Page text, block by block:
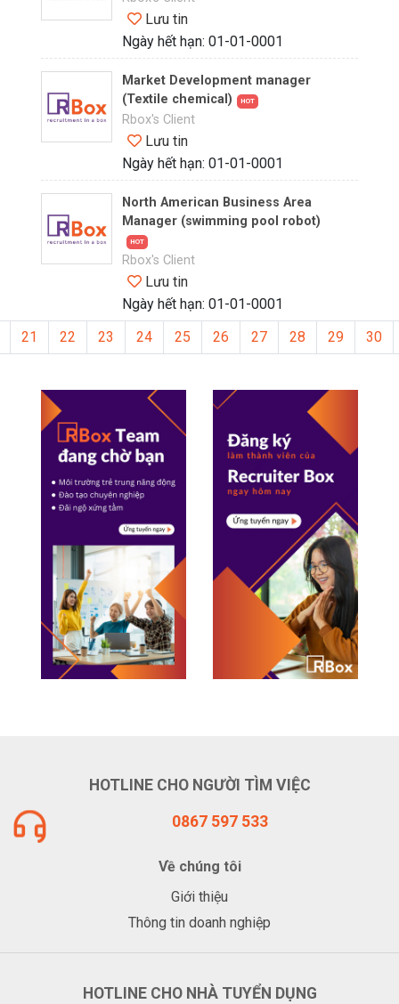
Lưu tin
Ngày hết hạn: 01-01-0001
Market Development manager
(Textile chemical)
HOT
Rbox's Client
Lưu tin
Ngày hết hạn: 01-01-0001
North American Business Area
Manager (swimming pool robot)
HOT
Rbox's Client
Lưu tin
Ngày hết hạn: 01-01-0001
21
22 23 24 25 26 27 28 29 30
HOTLINE CHO NGƯỜI TÌM VIỆC
0867 597 533
Về chúng tôi
Giới thiệu
Thông tin doanh nghiệp
HOTLINE CHO NHÀ TUYỂN DỤNG